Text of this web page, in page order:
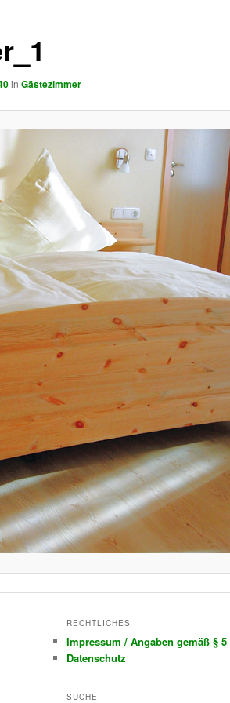
in Gästezimmer
RECHTLICHES
Impressum / Angaben gemäß § 5
Datenschutz
SUCHE